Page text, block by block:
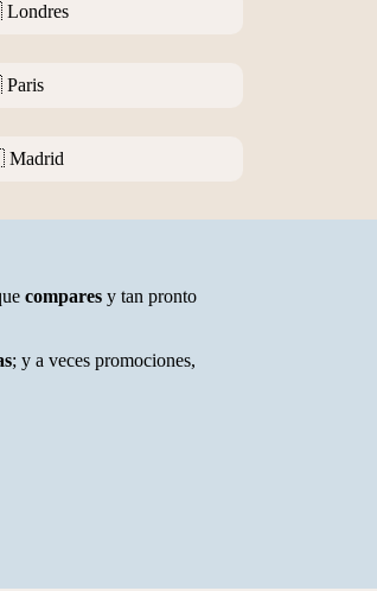
compares y tan pronto
; y a veces promociones,